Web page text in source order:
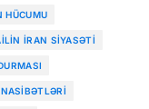
HÜCUMU
İRAN SIYASƏTI